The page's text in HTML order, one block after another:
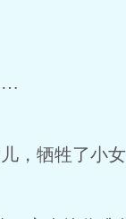
，牺牲了小女